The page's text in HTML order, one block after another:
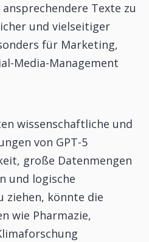
Texte zu
und vielseitiger
für Marketing,
Media-Management
wissenschaftliche und
von GPT-5
große Datenmengen
und logische
ziehen, könnte die
wie Pharmazie,